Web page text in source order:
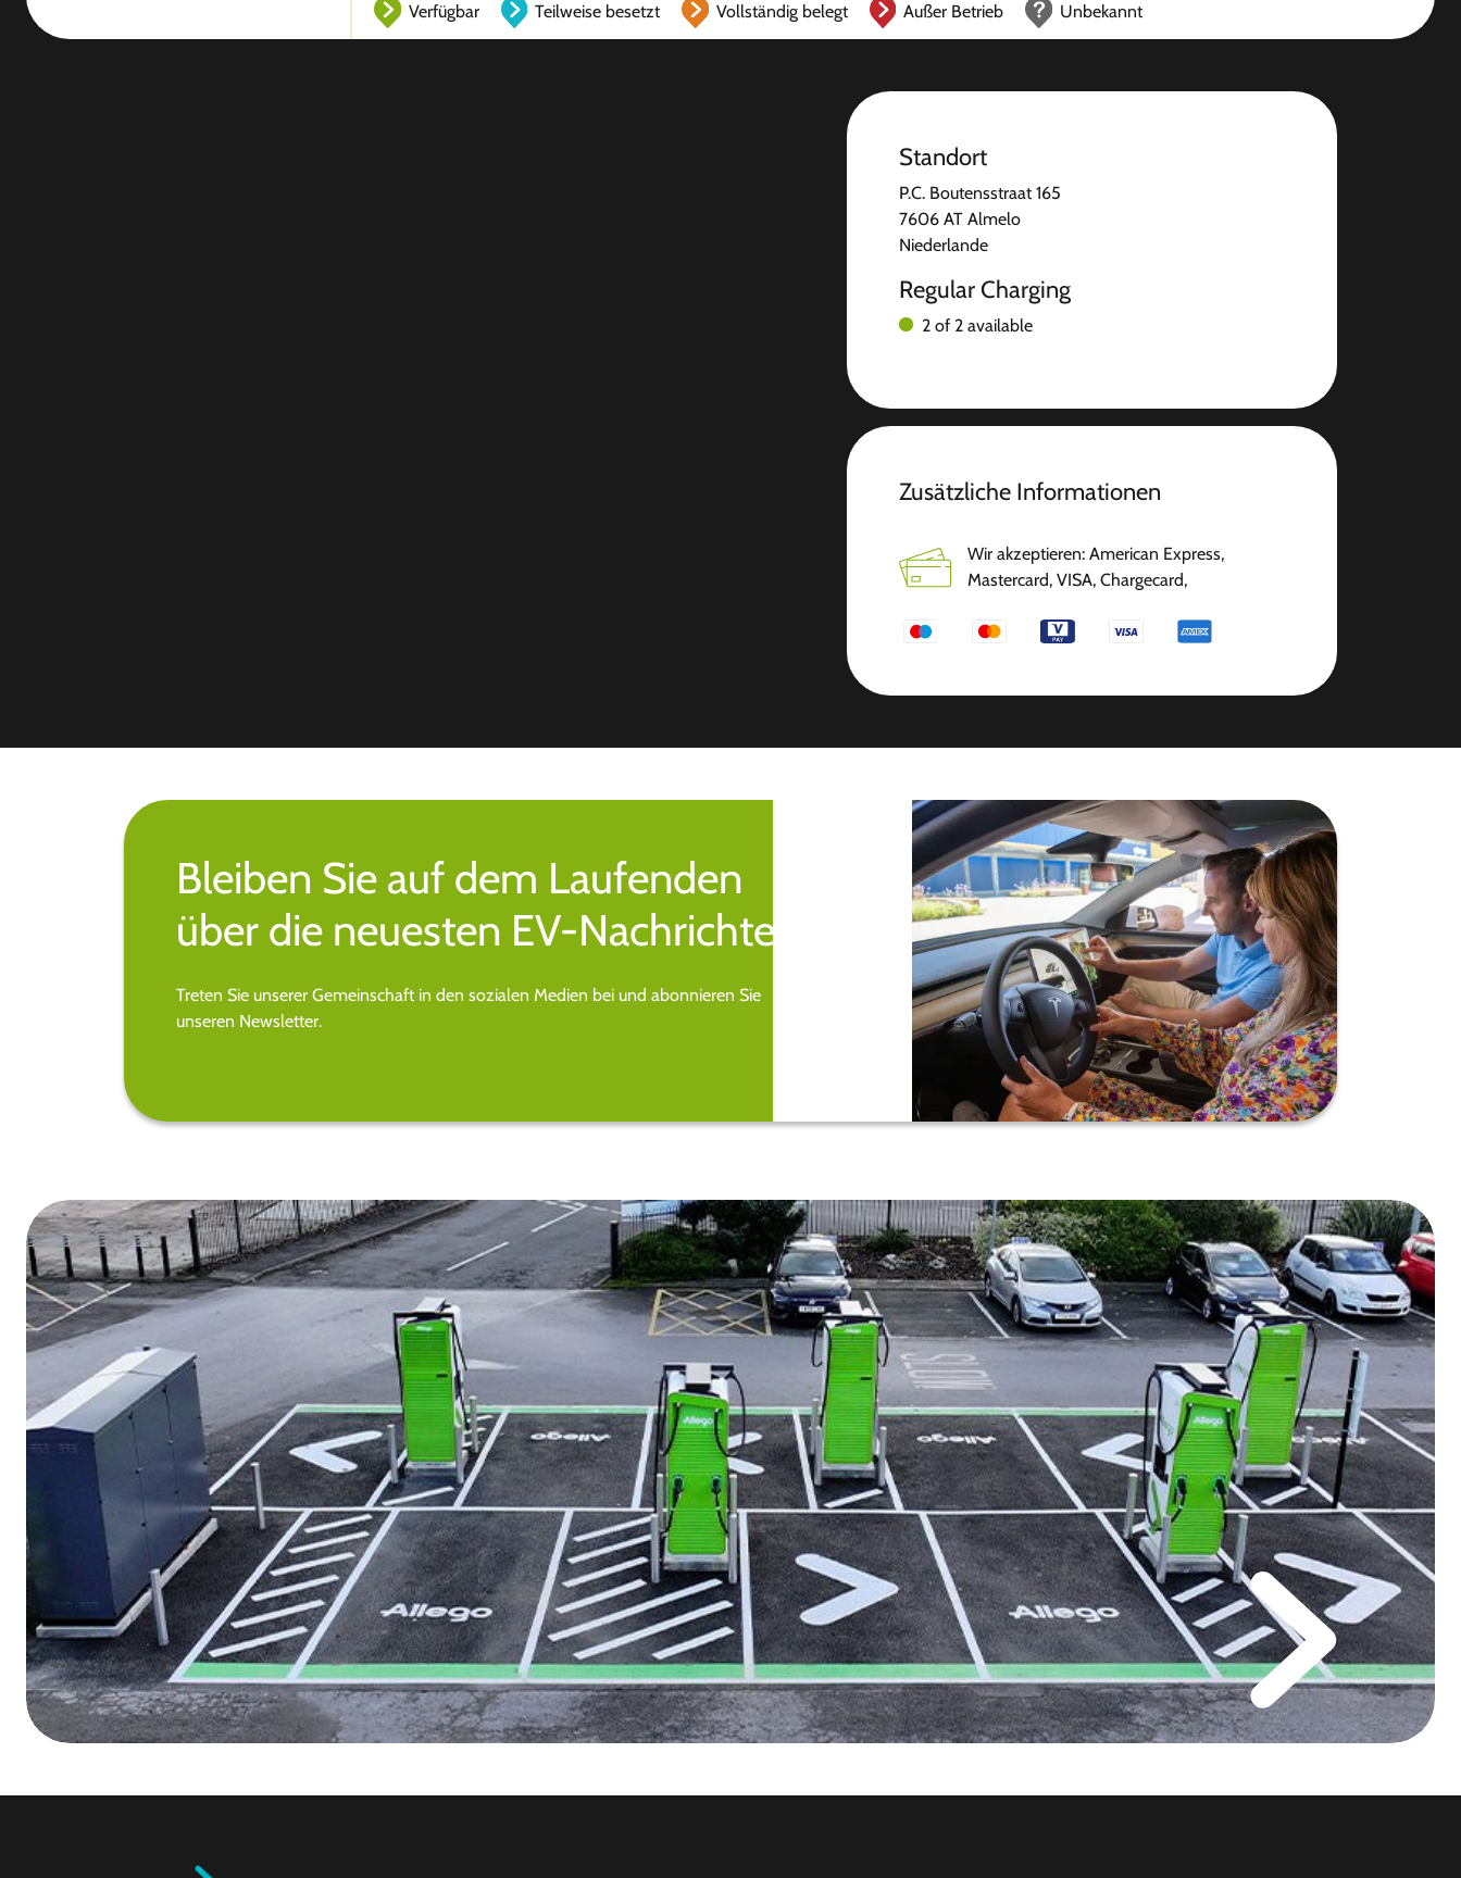
Verfügbar Teilweise besetzt Vollständig belegt Außer Betrieb Unbekannt
Standort
P.C. Boutensstraat 165
7606 AT Almelo
Niederlande
Regular Charging
2 of 2 available
Zusätzliche Informationen
Wir akzeptieren: American Express,
Mastercard, VISA, Chargecard,
Bleiben Sie auf dem Laufenden
über die neuesten EV-Nachrichten.
Treten Sie unserer Gemeinschaft in den sozialen Medien bei und abonnieren Sie
unseren Newsletter.